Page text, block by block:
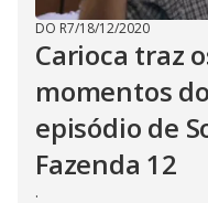
DO R7/18/12/2020
Carioca traz
momentos
episódio de
Fazenda 12
.